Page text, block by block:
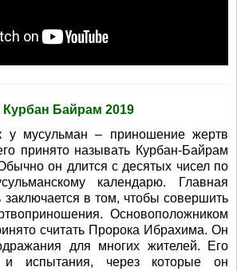
Байрам 2019
у мусульман – приношение жертв
принято называть Курбан-Байрам
он длится с десятых чисел по
календарю. Главная
заключается в том, чтобы совершить
Основоположником
считать Пророка Ибрахима. Он
для многих жителей. Его
и испытания, через которые он